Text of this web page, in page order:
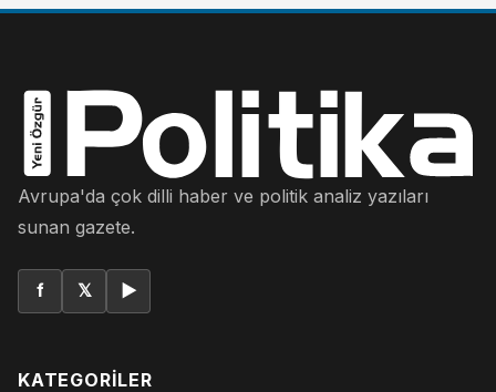
Avrupa'da çok dilli haber ve politik analiz yazıları
sunan gazete.
f 𝕏 ▶
KATEGORILER